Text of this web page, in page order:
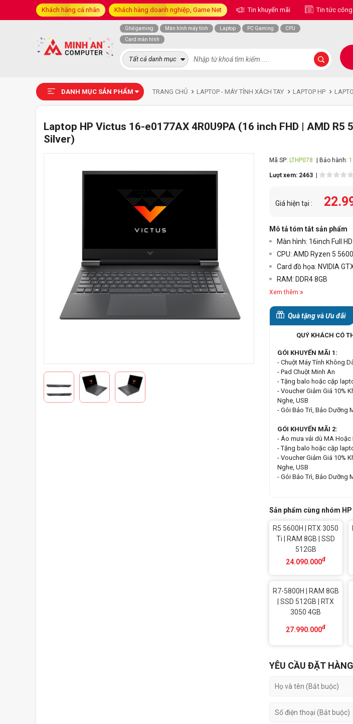
Khách hàng cá nhân Khách hàng doanh nghiệp, Game Net Tin khuyến mãi Tin tức
Ghế gaming Màn hình máy tính Laptop PC Gaming
CPU
Card màn hình
Tất cả danh mục
DANH MỤC SẢN PHẨM TRANG CHỦ LAPTOP - MÁY TÍNH XÁCH TAY LAPTOP HP
Laptop HP Victus 16-e0177AX 4R0U9PA (16 inch FHD | AMD R5
Silver)
Mã SP: LTHP078 | Bảo hành:
Lượt xem: 2463 |
Giá hiện tại :
Mô tả tóm tắt sản phẩm
Màn hình: 16inch Full
CPU: AMD Ryzen 5
Card đồ họa: NVIDIA
RAM: DDR4 8GB
Xem thêm
Quà tặng và Ưu đãi
QUÝ KHÁCH CÓ
GÓI KHUYẾN MÃI 1:
- Chuột Máy Tính Không
- Pad Chuột Minh An
- Tặng balo hoặc cặp
- Voucher Giảm Giá 10%
Nghe, USB
- Gói Bảo Trì, Bảo Dưỡng
GÓI KHUYẾN MÃI 2:
- Áo mưa vải dù MA
- Tặng balo hoặc cặp
- Voucher Giảm Giá 10%
Nghe, USB
- Gói Bảo Trì, Bảo Dưỡng
Sản phẩm cùng nhóm
R5 5600H | RTX 3050
Ti | RAM 8GB | SSD
512GB
24.090.000đ
R7-5800H | RAM 8GB
| SSD 512GB | RTX
3050 4GB
27.990.000đ
YÊU CẦU ĐẶT HÀNG